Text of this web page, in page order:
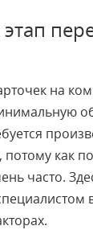
на
как
часто.